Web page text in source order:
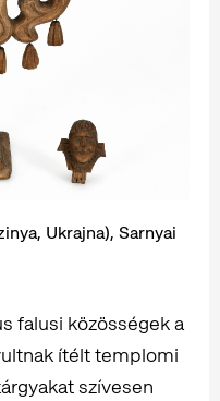
Ukrajna), Sarnyai
falusi közösségek a
ítélt templomi
szívesen